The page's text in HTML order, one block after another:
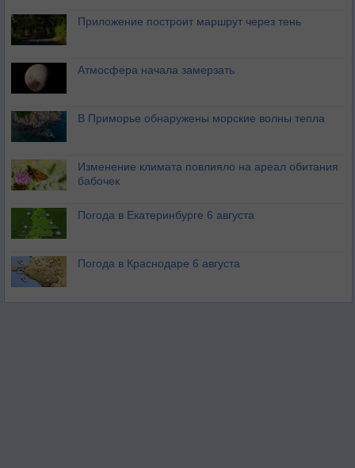
Приложение построит маршрут через тень
Атмосфера начала замерзать
В Приморье обнаружены морские волны тепла
Изменение климата повлияло на ареал обитания
бабочек
Погода в Екатеринбурге 6 августа
Погода в Краснодаре 6 августа